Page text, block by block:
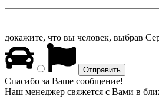
докажите, что вы человек, выбрав
Спасибо за Ваше сообщение!
Наш менеджер свяжется с Вами в